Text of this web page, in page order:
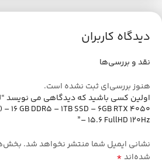
دیدگاه کاربران
نقد و بررسی‌ها
هنوز بررسی‌ای ثبت نشده است.
16 GB DDR5 – 1TB SSD – 6GB RTX 4050
– 15.6 FullHD 120Hz”
نشانی ایمیل شما منتشر نخواهد شد.
شده‌اند*